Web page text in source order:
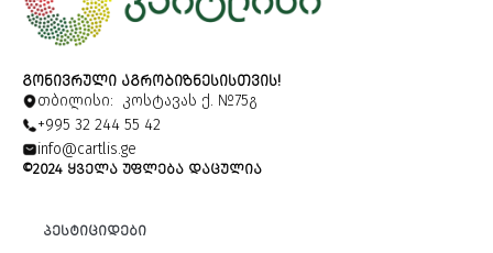
ᲒᲝᲜᲘᲕᲠᲣᲚᲘ ᲐᲒᲠᲝᲑᲘᲖᲜᲔᲡᲘᲡᲗᲕᲘᲡ!
თბილისი: კოსტავას ქ. №75გ
+995 32 244 55 42
info@cartlis.ge
©2024 ᲧᲕᲔᲚᲐ ᲣᲤᲚᲔᲑᲐ ᲓᲐᲪᲣᲚᲘᲐ
ᲞᲔᲡᲢᲘᲪᲘᲓᲔᲑᲘ